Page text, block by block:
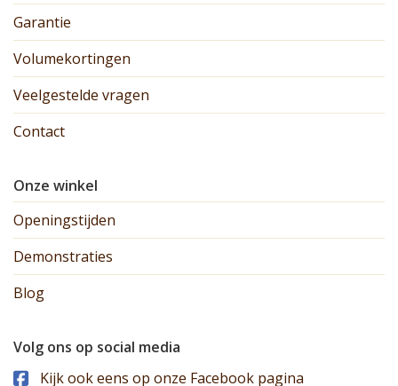
Garantie
Volumekortingen
Veelgestelde vragen
Contact
Onze winkel
Openingstijden
Demonstraties
Blog
Volg ons op social media
Kijk ook eens op onze Facebook pagina